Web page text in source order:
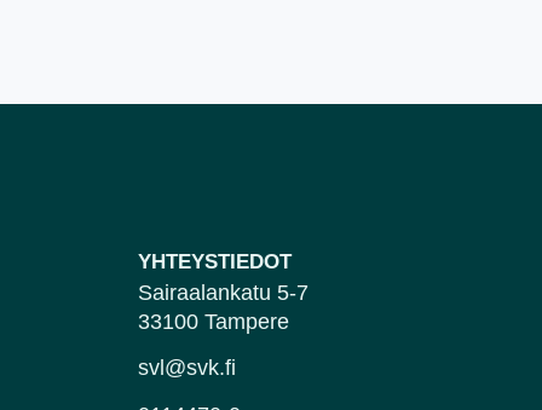
YHTEYSTIEDOT
Sairaalankatu 5-7
33100 Tampere
svl@svk.fi